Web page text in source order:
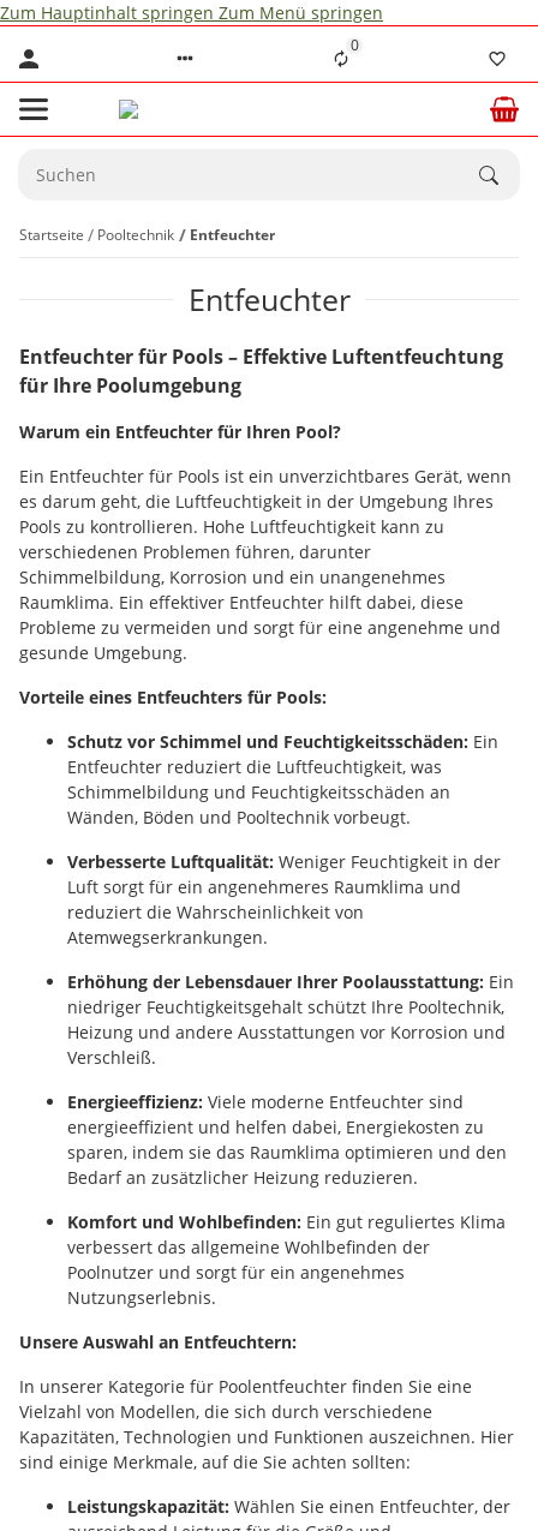
Zum Hauptinhalt springen Zum Menü springen
0
Startseite Pooltechnik Entfeuchter
Entfeuchter
Entfeuchter für Pools – Effektive Luftentfeuchtung
für Ihre Poolumgebung
Warum ein Entfeuchter für Ihren Pool?
Ein Entfeuchter für Pools ist ein unverzichtbares Gerät, wenn
es darum geht, die Luftfeuchtigkeit in der Umgebung Ihres
Pools zu kontrollieren. Hohe Luftfeuchtigkeit kann zu
verschiedenen Problemen führen, darunter
Schimmelbildung, Korrosion und ein unangenehmes
Raumklima. Ein effektiver Entfeuchter hilft dabei, diese
Probleme zu vermeiden und sorgt für eine angenehme und
gesunde Umgebung.
Vorteile eines Entfeuchters für Pools:
Schutz vor Schimmel und Feuchtigkeitsschäden: Ein
Entfeuchter reduziert die Luftfeuchtigkeit, was
Schimmelbildung und Feuchtigkeitsschäden an
Wänden, Böden und Pooltechnik vorbeugt.
Verbesserte Luftqualität: Weniger Feuchtigkeit in der
Luft sorgt für ein angenehmeres Raumklima und
reduziert die Wahrscheinlichkeit von
Atemwegserkrankungen.
Erhöhung der Lebensdauer Ihrer Poolausstattung: Ein
niedriger Feuchtigkeitsgehalt schützt Ihre Pooltechnik,
Heizung und andere Ausstattungen vor Korrosion und
Verschleiß.
Energieeffizienz: Viele moderne Entfeuchter sind
energieeffizient und helfen dabei, Energiekosten zu
sparen, indem sie das Raumklima optimieren und den
Bedarf an zusätzlicher Heizung reduzieren.
Komfort und Wohlbefinden: Ein gut reguliertes Klima
verbessert das allgemeine Wohlbefinden der
Poolnutzer und sorgt für ein angenehmes
Nutzungserlebnis.
Unsere Auswahl an Entfeuchtern:
In unserer Kategorie für Poolentfeuchter finden Sie eine
Vielzahl von Modellen, die sich durch verschiedene
Kapazitäten, Technologien und Funktionen auszeichnen. Hier
sind einige Merkmale, auf die Sie achten sollten:
Leistungskapazität: Wählen Sie einen Entfeuchter, der